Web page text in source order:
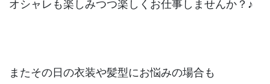
オシャレも楽しみつつ楽しくお仕事しませんか？♪
またその日の衣装や髪型にお悩みの場合も